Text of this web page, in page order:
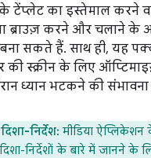
टेंप्लेट का इस्तेमाल करने
ब्राउज़ करने और चलाने के
सकते हैं. साथ ही, यह
स्क्रीन के लिए
ध्यान भटकने की
निर्देश: मीडिया
निर्देशों के बारे में जानने के